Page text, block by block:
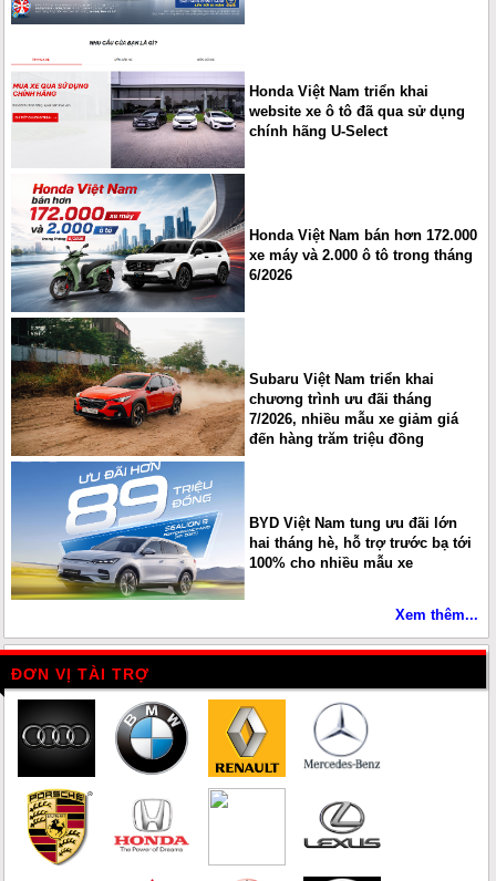
Honda Việt Nam triển khai
website xe ô tô đã qua sử dụng
chính hãng U-Select
Honda Việt Nam bán hơn 172.000
xe máy và 2.000 ô tô trong tháng
6/2026
Subaru Việt Nam triển khai
chương trình ưu đãi tháng
7/2026, nhiều mẫu xe giảm giá
đến hàng trăm triệu đồng
BYD Việt Nam tung ưu đãi lớn
hai tháng hè, hỗ trợ trước bạ tới
100% cho nhiều mẫu xe
Xem thêm...
ĐƠN VỊ TÀI TRỢ